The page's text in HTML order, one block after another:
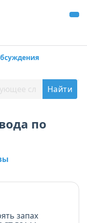
по
запах